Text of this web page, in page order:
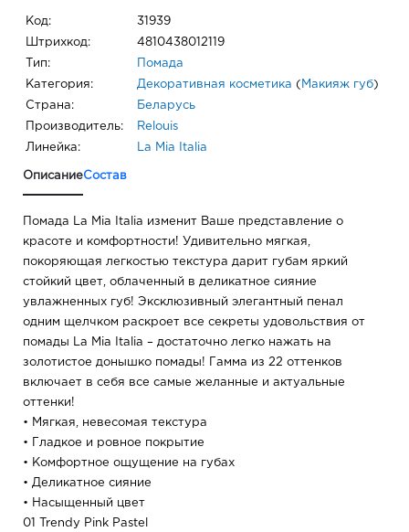
Код: 31939
Штрихкод: 4810438012119
Тип: Помада
Категория: Декоративная косметика ( Макияж губ)
Страна: Беларусь
Производитель: Relouis
Линейка: La Mia Italia
ОписаниеСостав
Помада La Mia Italia изменит Ваше представление о
красоте и комфортности! Удивительно мягкая,
покоряющая легкостью текстура дарит губам яркий
стойкий цвет, облаченный в деликатное сияние
увлажненных губ! Эксклюзивный элегантный пенал
одним щелчком раскроет все секреты удовольствия от
помады La Mia Italia – достаточно легко нажать на
золотистое донышко помады! Гамма из 22 оттенков
включает в себя все самые желанные и актуальные
оттенки!
• Мягкая, невесомая текстура
• Гладкое и ровное покрытие
• Комфортное ощущение на губах
• Деликатное сияние
• Насыщенный цвет
01 Trendy Pink Pastel